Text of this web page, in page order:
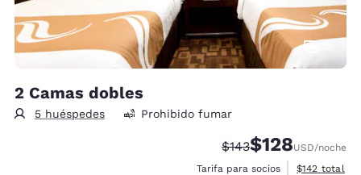
2 Camas dobles
5 huéspedes Prohibido fumar
Precio tachado:
$143Precio con
$128USD/noche
Tarifa para socios
Ver detalles
$142 total